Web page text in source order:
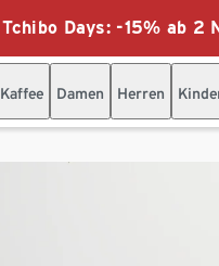
Tchibo Days: -15% ab 2
Kaffee Damen Herren